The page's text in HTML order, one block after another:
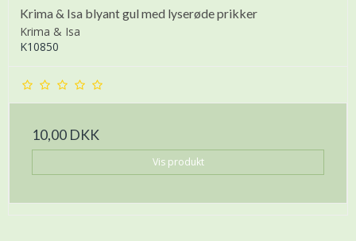
Krima & Isa blyant gul med lyserøde prikker
Krima & Isa
K10850
10,00 DKK
Vis produkt